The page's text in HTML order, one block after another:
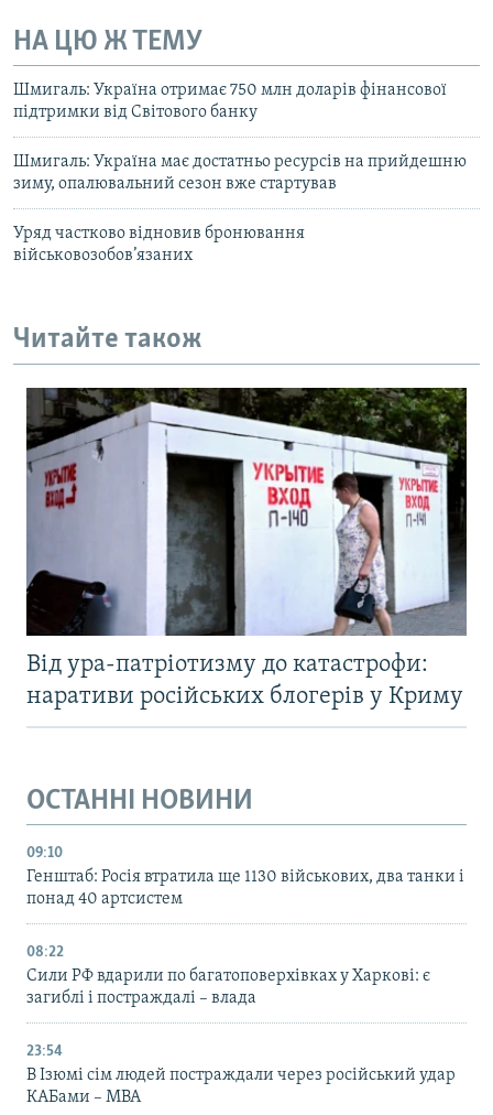
НА ЦЮ Ж ТЕМУ
Шмигаль: Україна отримає 750 млн доларів фінансової
підтримки від Світового банку
Шмигаль: Україна має достатньо ресурсів на прийдешню
зиму, опалювальний сезон вже стартував
Уряд частково відновив бронювання
військовозобов’язаних
Читайте також
Від ура-патріотизму до катастрофи:
наративи російських блогерів у Криму
ОСТАННІ НОВИНИ
09:10
Генштаб: Росія втратила ще 1130 військових, два танки і
понад 40 артсистем
08:22
Сили РФ вдарили по багатоповерхівках у Харкові: є
загиблі і постраждалі – влада
23:54
В Ізюмі сім людей постраждали через російський удар
КАБами – МВА